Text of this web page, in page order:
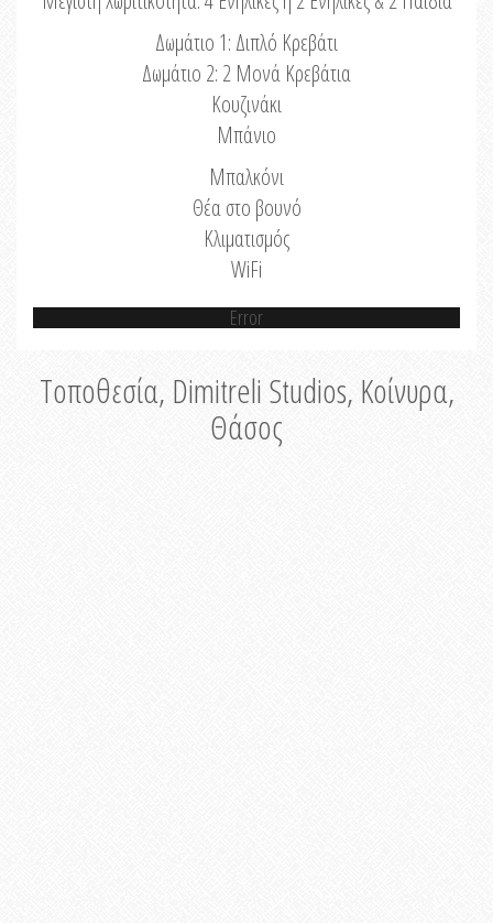
Δωμάτιο 1: Διπλό Κρεβάτι
Δωμάτιο 2: 2 Μονά Κρεβάτια
Κουζινάκι
Μπάνιο
Μπαλκόνι
Θέα στο βουνό
Κλιματισμός
WiFi
Error
Τοποθεσία, Dimitreli Studios, Κοίνυρα,
Θάσος